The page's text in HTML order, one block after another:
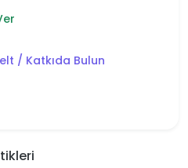
/ Katkıda Bulun